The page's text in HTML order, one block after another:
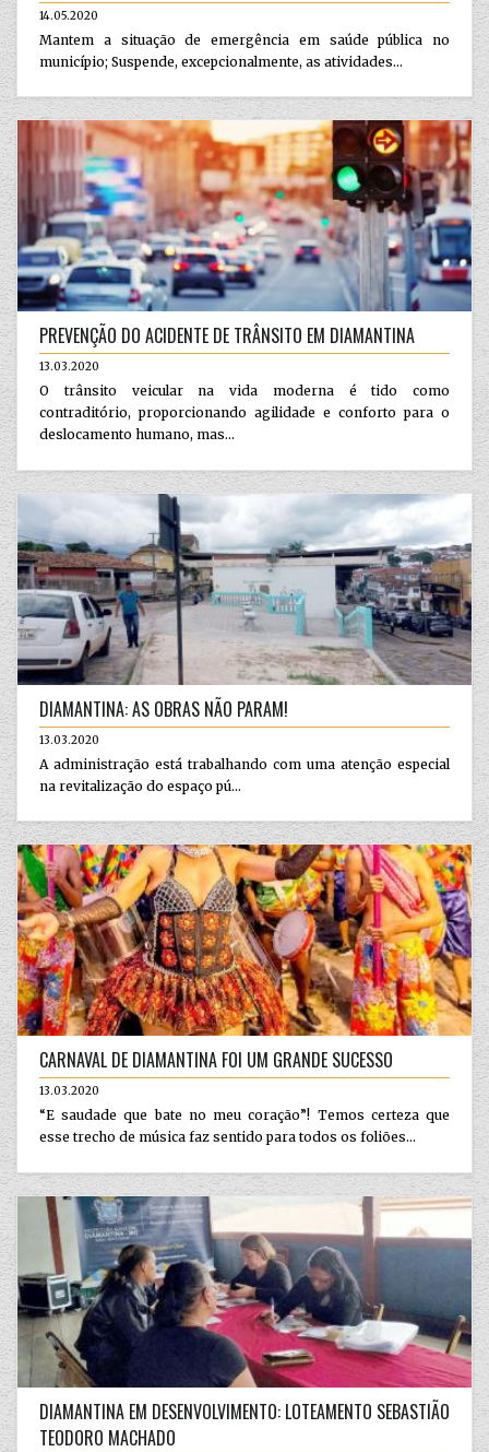
14.05.2020
Mantem a situação de emergência em saúde pública no
município; Suspende, excepcionalmente, as atividades...
PREVENÇÃO DO ACIDENTE DE TRÂNSITO EM DIAMANTINA
13.03.2020
O trânsito veicular na vida moderna é tido como
contraditório, proporcionando agilidade e conforto para o
deslocamento humano, mas...
DIAMANTINA: AS OBRAS NÃO PARAM!
13.03.2020
A administração está trabalhando com uma atenção especial
na revitalização do espaço pú...
CARNAVAL DE DIAMANTINA FOI UM GRANDE SUCESSO
13.03.2020
“E saudade que bate no meu coração”! Temos certeza que
esse trecho de música faz sentido para todos os foliões...
DIAMANTINA EM DESENVOLVIMENTO: LOTEAMENTO SEBASTIÃO
TEODORO MACHADO